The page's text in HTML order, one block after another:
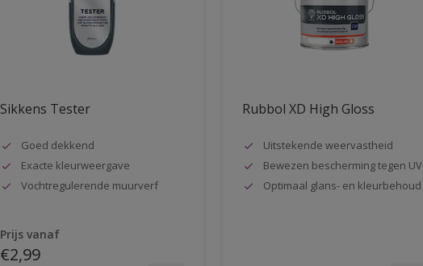
Sikkens Tester
Goed dekkend
Exacte kleurweergave
Vochtregulerende muurverf
Prijs vanaf
€2,99
Rubbol XD High Gloss
Uitstekende weervastheid
Bewezen bescherming tegen UV
Optimaal glans- en kleurbehoud